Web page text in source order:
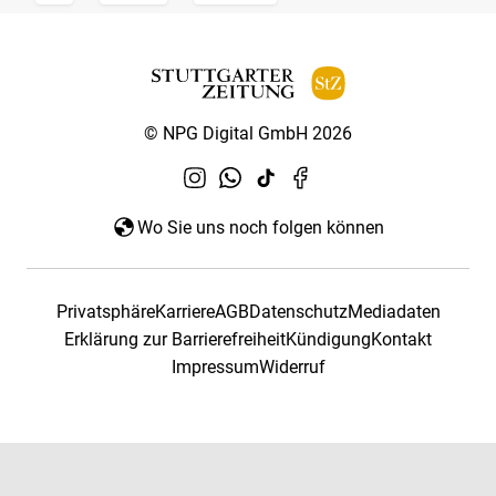
© NPG Digital GmbH 2026
Wo Sie uns noch folgen können
PrivatsphäreKarriereAGBDatenschutzMediadaten
Erklärung zur BarrierefreiheitKündigungKontakt
ImpressumWiderruf